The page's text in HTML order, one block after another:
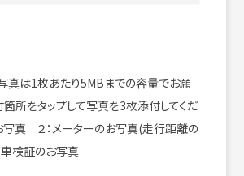
真は1枚あたり5MBまでの容量でお願
所をタップして写真を3枚添付してくだ
写真 ２：メーターのお写真(走行距離の
検証のお写真